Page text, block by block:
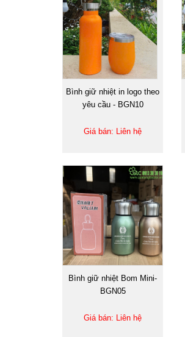
Bình giữ nhiệt in logo theo
yêu cầu - BGN10
Giá bán: Liên hệ
Bình giữ nhiệt Bom Mini-
BGN05
Giá bán: Liên hệ